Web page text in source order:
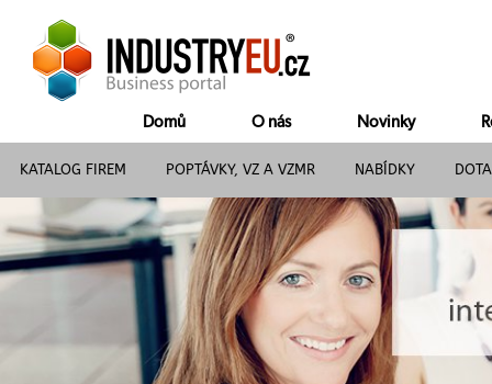
Domů O nás Novinky
KATALOG FIREM POPTÁVKY, VZ A VZMR NABÍDKY